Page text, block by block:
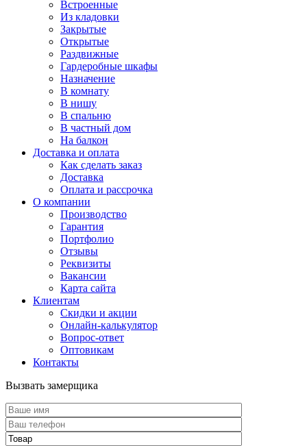
Встроенные
Из кладовки
Закрытые
Открытые
Раздвижные
Гардеробные шкафы
Назначение
В комнату
В нишу
В спальню
В частный дом
На балкон
Доставка и оплата
Как сделать заказ
Доставка
Оплата и рассрочка
О компании
Производство
Гарантия
Портфолио
Отзывы
Реквизиты
Вакансии
Карта сайта
Клиентам
Скидки и акции
Онлайн-калькулятор
Вопрос-ответ
Оптовикам
Контакты
Вызвать замерщика